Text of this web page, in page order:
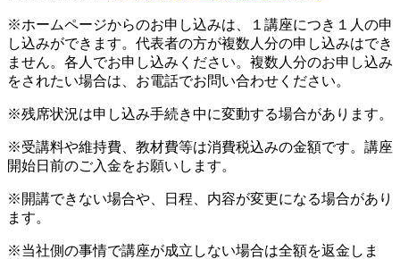
※ホームページからのお申し込みは、１講座につき１人の申
し込みができます。代表者の方が複数人分の申し込みはでき
ません。各人でお申し込みください。複数人分のお申し込み
をされたい場合は、お電話でお問い合わせください。
※残席状況は申し込み手続き中に変動する場合があります。
※受講料や維持費、教材費等は消費税込みの金額です。講座
開始日前のご入金をお願いします。
※開講できない場合や、日程、内容が変更になる場合があり
ます。
※当社側の事情で講座が成立しない場合は全額を返金しま